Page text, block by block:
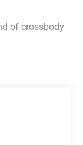
of crossbody